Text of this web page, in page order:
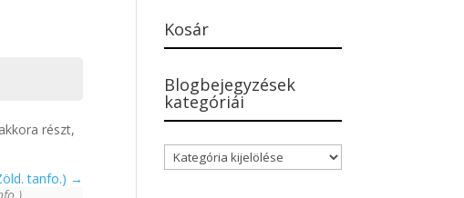
részt,
tanfo.)
Kosár
Blogbejegyzések
kategóriái
Blogbejegyzések
kategóriái